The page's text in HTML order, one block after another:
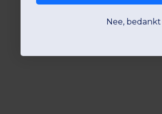
Nee, bedankt